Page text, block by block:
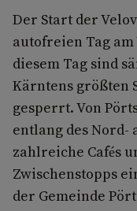
Der Start der
autofreien Tag
diesem Tag sind
Kärntens größten
gesperrt. Von
entlang des Nord-
zahlreiche Cafés
Zwischenstopps
der Gemeinde